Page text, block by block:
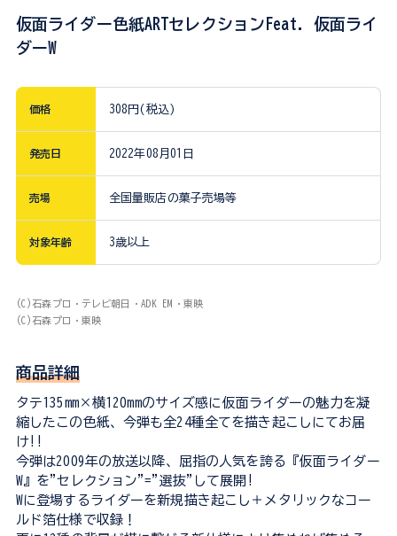
仮面ライダー色紙ARTセレクションFeat. 仮面ライ
ダーW
価格 308円(税込)
発売日 2022年08月01日
売場 全国量販店の菓子売場等
対象年齢 3歳以上
(C)石森プロ・テレビ朝日・ADK EM・東映
(C)石森プロ・東映
商品詳細
タテ135mm×横120mmのサイズ感に仮面ライダーの魅力を凝
縮したこの色紙、今弾も全24種全てを描き起こしにてお届
け!!
今弾は2009年の放送以降、屈指の人気を誇る『仮面ライダー
W』を"セレクション"="選抜"して展開!
Wに登場するライダーを新規描き起こし＋メタリックなコー
ルド箔仕様で収録！